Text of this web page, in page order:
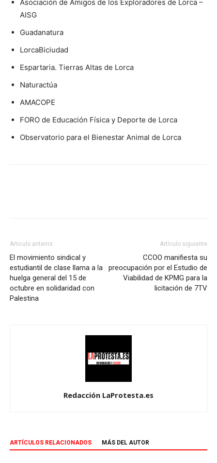
Asociación de Amigos de los Exploradores de Lorca –
AISG
Guadanatura
LorcaBiciudad
Espartaria. Tierras Altas de Lorca
Naturactúa
AMACOPE
FORO de Educación Física y Deporte de Lorca
Observatorio para el Bienestar Animal de Lorca
Artículo anterior
El movimiento sindical y
estudiantil de clase llama a la
huelga general del 15 de
octubre en solidaridad con
Palestina
Artículo siguiente
CCOO manifiesta su
preocupación por el Estudio de
Viabilidad de KPMG para la
licitación de 7TV
Redacción LaProtesta.es
ARTÍCULOS RELACIONADOS MÁS DEL AUTOR